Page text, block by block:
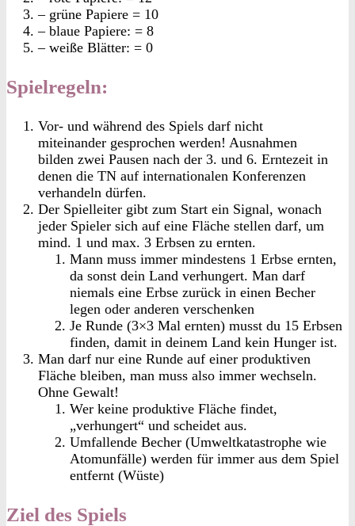
– grüne Papiere = 10
– blaue Papiere: = 8
– weiße Blätter: = 0
Spielregeln:
Vor- und während des Spiels darf nicht
miteinander gesprochen werden! Ausnahmen
bilden zwei Pausen nach der 3. und 6. Erntezeit in
denen die TN auf internationalen Konferenzen
verhandeln dürfen.
Der Spielleiter gibt zum Start ein Signal, wonach
jeder Spieler sich auf eine Fläche stellen darf, um
mind. 1 und max. 3 Erbsen zu ernten.
Mann muss immer mindestens 1 Erbse ernten,
da sonst dein Land verhungert. Man darf
niemals eine Erbse zurück in einen Becher
legen oder anderen verschenken
Je Runde (3×3 Mal ernten) musst du 15 Erbsen
finden, damit in deinem Land kein Hunger ist.
Man darf nur eine Runde auf einer produktiven
Fläche bleiben, man muss also immer wechseln.
Ohne Gewalt!
Wer keine produktive Fläche findet,
„verhungert“ und scheidet aus.
Umfallende Becher (Umweltkatastrophe wie
Atomunfälle) werden für immer aus dem Spiel
entfernt (Wüste)
Ziel des Spiels